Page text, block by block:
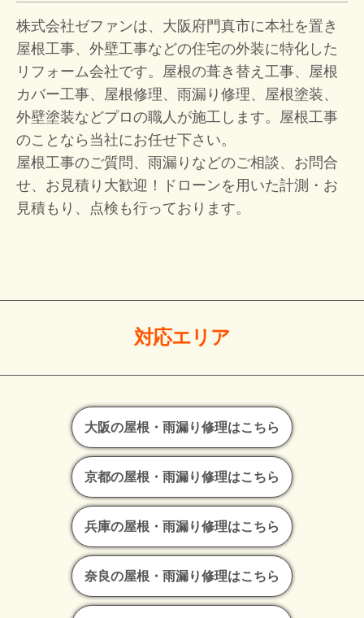
株式会社ゼファンは、大阪府門真市に本社を置き
屋根工事、外壁工事などの住宅の外装に特化した
リフォーム会社です。屋根の葺き替え工事、屋根
カバー工事、屋根修理、雨漏り修理、屋根塗装、
外壁塗装などプロの職人が施工します。屋根工事
のことなら当社にお任せ下さい。
屋根工事のご質問、雨漏りなどのご相談、お問合
せ、お見積り大歓迎！
ドローンを用いた計測・お
見積もり、点検も行っております。
対応エリア
大阪の屋根・雨漏り修理はこちら
京都の屋根・雨漏り修理はこちら
兵庫の屋根・雨漏り修理はこちら
奈良の屋根・雨漏り修理はこちら